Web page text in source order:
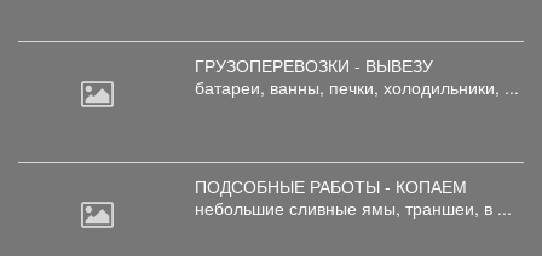
ГРУЗОПЕРЕВОЗКИ - ВЫВЕЗУ
батареи, ванны, печки, холодильники, ...
ПОДСОБНЫЕ РАБОТЫ - КОПАЕМ
небольшие сливные ямы, траншеи, в ...